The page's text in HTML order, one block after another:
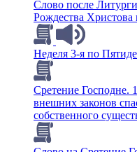
Слово после
Рождества Христова
Неделя 3-я по
Сретение Господне.
внешних законов
собственного